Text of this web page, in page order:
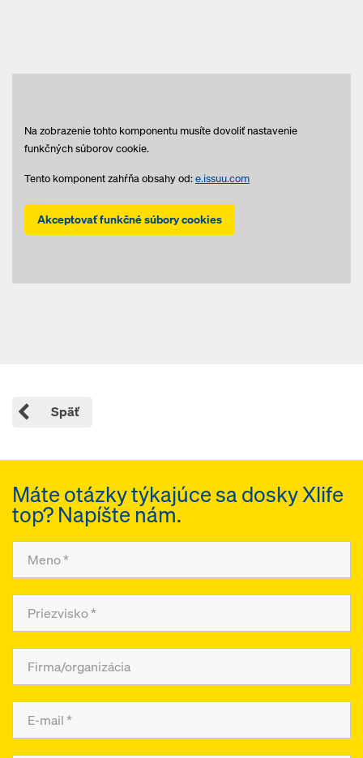
Na zobrazenie tohto komponentu musíte dovoliť nastavenie
funkčných súborov cookie.
Tento komponent zahŕňa obsahy od:e.issuu.com
Akceptovať funkčné súbory cookies
Späť
Máte otázky týkajúce sa dosky Xlife
top? Napíšte nám.